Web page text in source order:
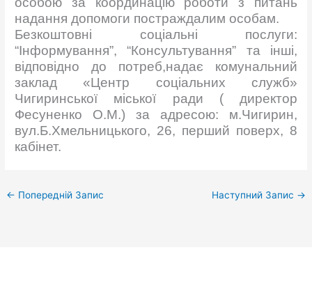
надання допомоги постраждалим особам.
Безкоштовні соціальні послуги:
“Інформування”, “Консультування” та інші,
відповідно до потреб,надає комунальний
заклад «Центр соціальних служб»
Чигиринської міської ради ( директор
Фесуненко О.М.) за адресою: м.Чигирин,
вул.Б.Хмельницького, 26, перший поверх, 8
кабінет.
← Попередній Запис Наступний Запис →